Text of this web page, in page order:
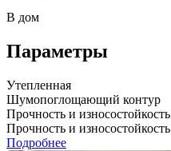
В дом
Параметры
Утепленная
Шумопоглощающий контур
Прочность и износостойкость
Прочность и износостойкость
Подробнее